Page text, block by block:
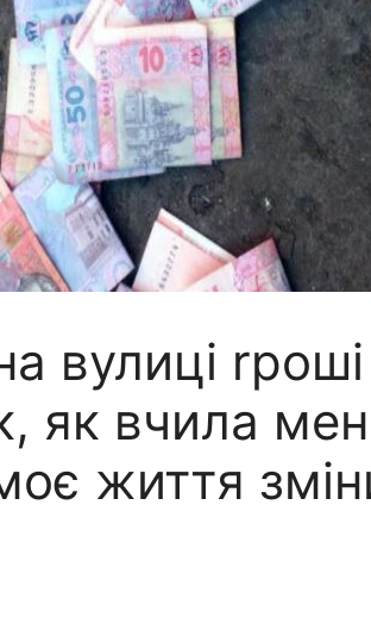
вулиці rроші
як вчила
життя